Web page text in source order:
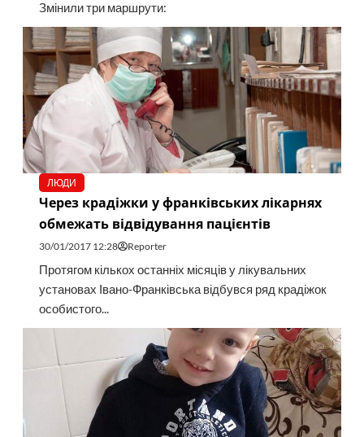
Змінили три маршрути:
ЛЮДИ
Через крадіжки у франківських лікарнях
обмежать відвідування пацієнтів
30/01/2017 12:28 Reporter
Протягом кількох останніх місяців у лікувальних
установах Івано-Франківська відбувся ряд крадіжок
особистого...